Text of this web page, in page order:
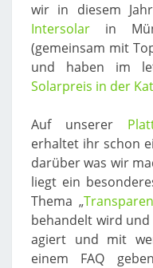
wir in diesem Jahr
Intersolar in
(gemeinsam mit
und haben im
Solarpreis in der
Auf unserer
erhaltet ihr schon
darüber was wir
liegt ein
Thema „
behandelt wird
agiert und mit
einem FAQ